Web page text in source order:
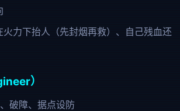
火力下抬人（先封烟再救）、自己残血还
）
破障、据点设防